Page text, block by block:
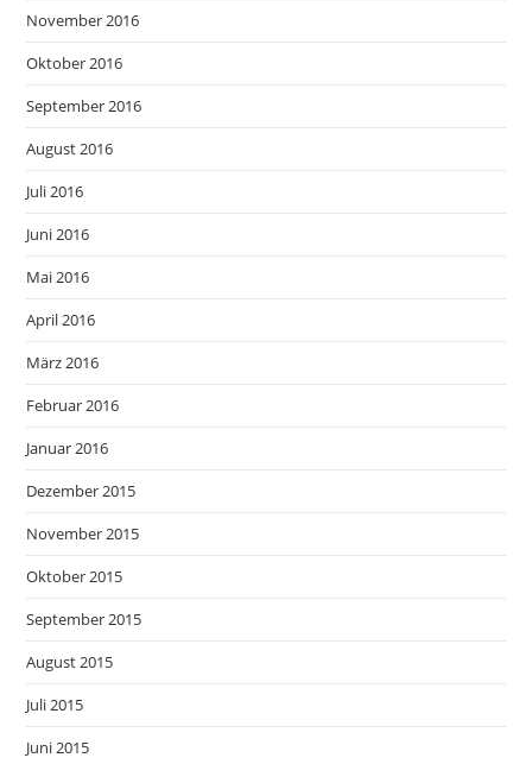
November 2016
Oktober 2016
September 2016
August 2016
Juli 2016
Juni 2016
Mai 2016
April 2016
März 2016
Februar 2016
Januar 2016
Dezember 2015
November 2015
Oktober 2015
September 2015
August 2015
Juli 2015
Juni 2015